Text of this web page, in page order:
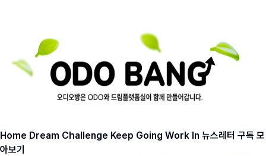
Home Dream Challenge Keep Going Work In 뉴스레터 구독 모
아보기